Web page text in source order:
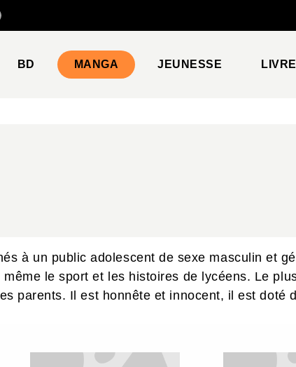
BD MANGA JEUNESSE
à un public adolescent de sexe masculin et
le sport et les histoires de lycéens. Le
parents. Il est honnête et innocent, il est doté